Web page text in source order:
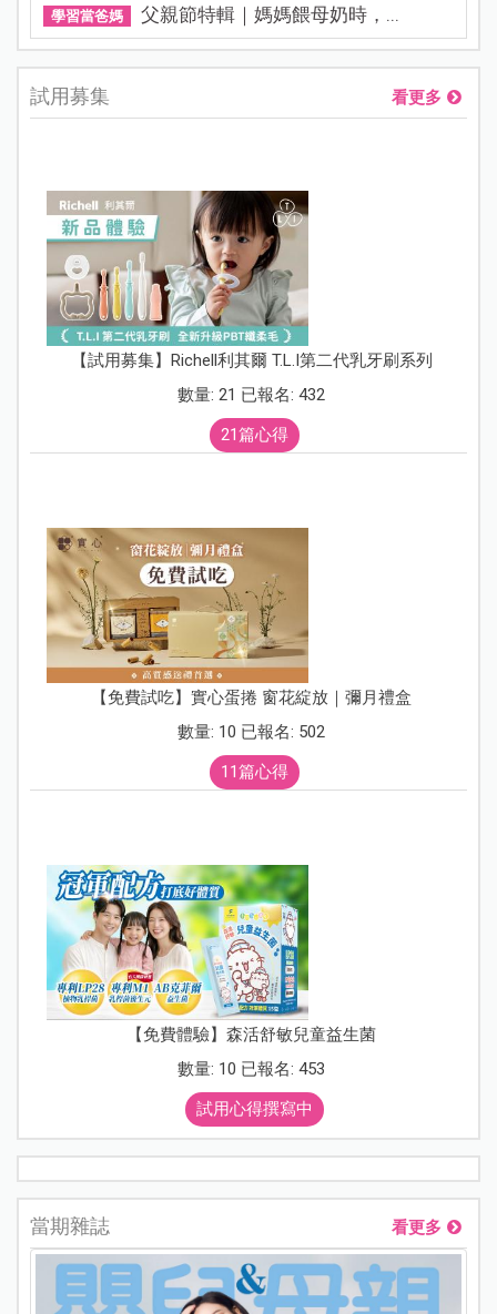
學習當爸媽 父親節特輯｜媽媽餵母奶時，...
試用募集 看更多
【試用募集】Richell利其爾 T.L.I第二代乳牙刷系列
數量: 21 已報名: 432
21篇心得
【免費試吃】實心蛋捲 窗花綻放｜彌月禮盒
數量: 10 已報名: 502
11篇心得
【免費體驗】森活舒敏兒童益生菌
數量: 10 已報名: 453
試用心得撰寫中
當期雜誌 看更多